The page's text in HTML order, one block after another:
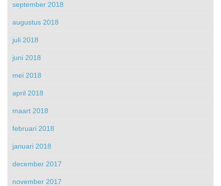
september 2018
augustus 2018
juli 2018
juni 2018
mei 2018
april 2018
maart 2018
februari 2018
januari 2018
december 2017
november 2017